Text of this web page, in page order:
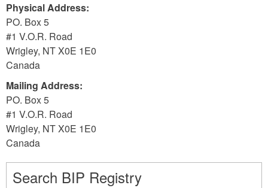
Physical Address:
PO. Box 5
#1 V.O.R. Road
Wrigley, NTX0E 1E0
Canada
Mailing Address:
PO. Box 5
#1 V.O.R. Road
Wrigley, NTX0E 1E0
Canada
Search BIP Registry